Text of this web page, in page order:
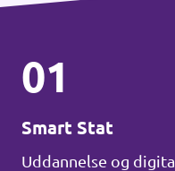
01
Smart Stat
Uddannelse og